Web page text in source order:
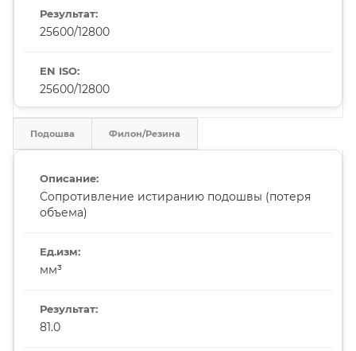
25600/12800
25600/12800
Подошва Филон/Резина
Сопротивление истиранию подошвы (потеря
объема)
мм³
81.0